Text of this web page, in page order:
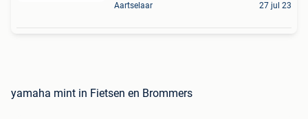
Aartselaar 27 jul 23
yamaha mint in Fietsen en Brommers